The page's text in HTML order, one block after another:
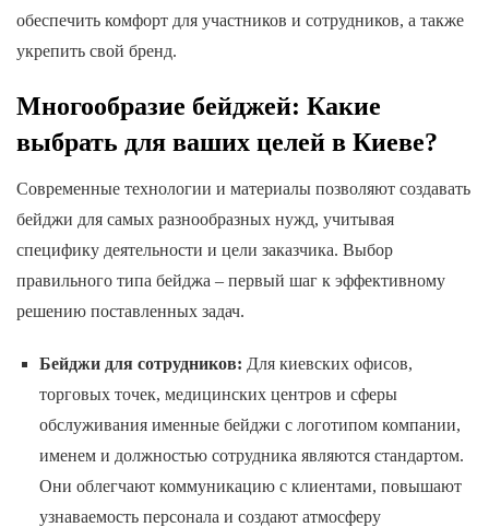
обеспечить комфорт для участников и сотрудников, а также
укрепить свой бренд.
Многообразие бейджей: Какие
выбрать для ваших целей в Киеве?
Современные технологии и материалы позволяют создавать
бейджи для самых разнообразных нужд, учитывая
специфику деятельности и цели заказчика. Выбор
правильного типа бейджа – первый шаг к эффективному
решению поставленных задач.
Бейджи для сотрудников: Для киевских офисов,
торговых точек, медицинских центров и сферы
обслуживания именные бейджи с логотипом компании,
именем и должностью сотрудника являются стандартом.
Они облегчают коммуникацию с клиентами, повышают
узнаваемость персонала и создают атмосферу